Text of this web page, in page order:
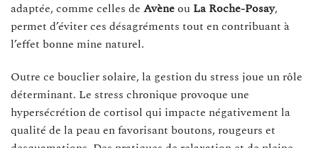
adaptée, comme celles de Avèneou La Roche-Posay,
permet d’éviter ces désagréments tout en contribuant à
l’effet bonne mine naturel.
Outre ce bouclier solaire, la gestion du stress joue un rôle
déterminant. Le stress chronique provoque une
hypersécrétion de cortisol qui impacte négativement la
qualité de la peau en favorisant boutons, rougeurs et